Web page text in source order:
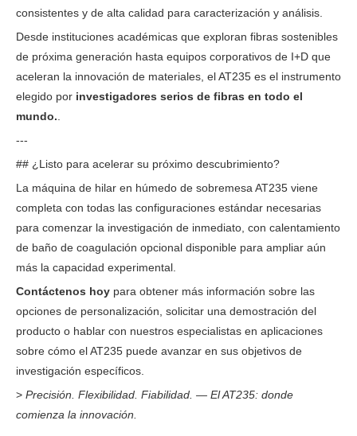
consistentes y de alta calidad para caracterización y análisis.
Desde instituciones académicas que exploran fibras sostenibles
de próxima generación hasta equipos corporativos de I+D que
aceleran la innovación de materiales, el AT235 es el instrumento
elegido por investigadores serios de fibras en todo el
mundo.
---
## ¿Listo para acelerar su próximo descubrimiento?
La máquina de hilar en húmedo de sobremesa AT235 viene
completa con todas las configuraciones estándar necesarias
para comenzar la investigación de inmediato, con calentamiento
de baño de coagulación opcional disponible para ampliar aún
más la capacidad experimental.
Contáctenos hoy para obtener más información sobre las
opciones de personalización, solicitar una demostración del
producto o hablar con nuestros especialistas en aplicaciones
sobre cómo el AT235 puede avanzar en sus objetivos de
investigación específicos.
> Precisión. Flexibilidad. Fiabilidad. — El AT235: donde
comienza la innovación.